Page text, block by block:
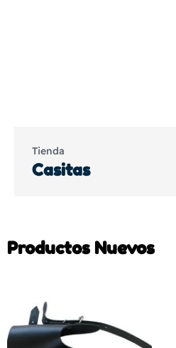
Tienda
Casitas
Productos Nuevos